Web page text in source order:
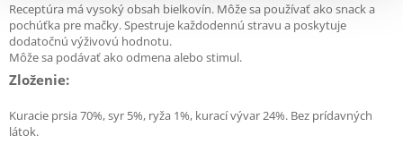
Receptúra má vysoký obsah bielkovín. Môže sa používať ako snack a
pochúťka pre mačky. Spestruje každodennú stravu a poskytuje
dodatočnú výživovú hodnotu.
Môže sa podávať ako odmena alebo stimul.
Zloženie:
Kuracie prsia 70%, syr 5%, ryža 1%, kurací vývar 24%. Bez prídavných
látok.